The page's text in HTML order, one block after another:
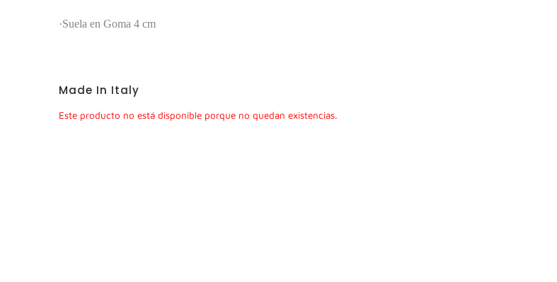
·Suela en Goma 4 cm
Made In Italy
Este producto no está disponible porque no quedan existencias.